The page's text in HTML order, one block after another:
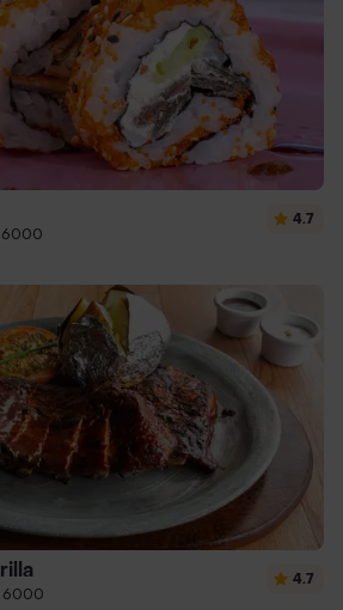
6000
4.7
6000
4.7